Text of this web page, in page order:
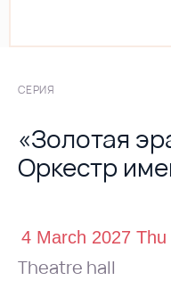
СЕРИЯ
«Золотая
Оркестр
Theatre hall